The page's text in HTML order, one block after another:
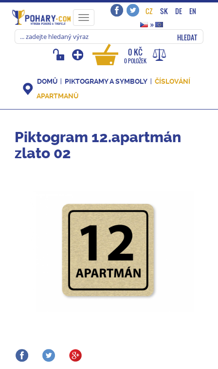
Toggle
navigation
CZ SK DE
EN
»
HLEDAT
0 KČ
0 POLOŽEK
DOMŮ PIKTOGRAMY A SYMBOLY
ČÍSLOVÁNÍ
APARTMANŮ
Piktogram 12.apartmán
zlato 02